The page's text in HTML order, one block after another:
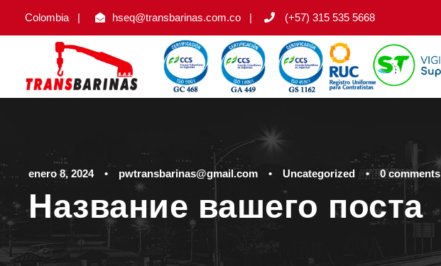
Colombia | hseq@transbarinas.com.co | (+57) 315 535 5668
enero 8, 2024 • pwtransbarinas@gmail.com • Uncategorized • 0 comments
Название вашего поста